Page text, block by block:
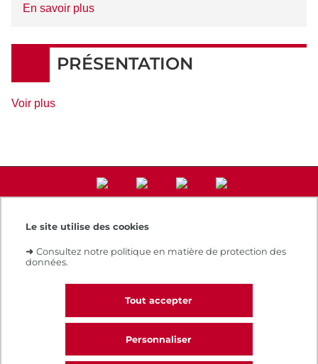
Le site utilise des cookies
➜ Consultez notre politique en matière de protection des
données.
Tout accepter
Personnaliser
CALL
En savoir plusà
Rythme
PRÉSENTATION
Voir plusde
Accès direct
Notre e-boutique
Le Cnam recrute
Contacts et plans d'accès
Réclamations